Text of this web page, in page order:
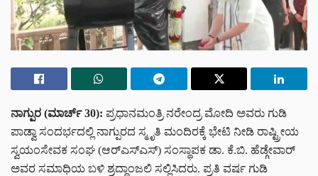
ನಾಗ್ಪುರ (ಮಾರ್ಚ್ 30): ಪ್ರಧಾನಮಂತ್ರಿ ನರೇಂದ್ರ ಮೋದಿ ಅವರು ಗುಡಿ
ಪಾಡ್ವಾ ಸಂದರ್ಭದಲ್ಲಿ ನಾಗ್ಪುರದ ಸ್ಮೃತಿ ಮಂದಿರಕ್ಕೆ ಭೇಟಿ ನೀಡಿ ರಾಷ್ಟ್ರೀಯ
ಸ್ವಯಂಸೇವಕ ಸಂಘ (ಆರ್‌ಎಸ್‌ಎಸ್) ಸಂಸ್ಥಾಪಕ ಡಾ. ಕೆ.ಬಿ. ಹೆಡ್ಗೇವಾರ್
ಅವರ ಸಮಾಧಿಯ ಬಳಿ ಶ್ರದ್ಧಾಂಜಲಿ ಸಲ್ಲಿಸಿದರು. ಪ್ರತಿ ವರ್ಷ ಗುಡಿ